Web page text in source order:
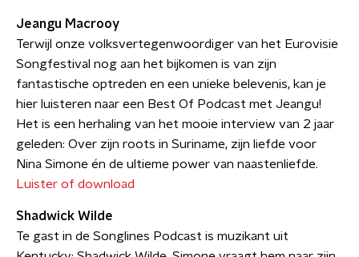
Jeangu Macrooy
Terwijl onze volksvertegenwoordiger van het Eurovisie
Songfestival nog aan het bijkomen is van zijn
fantastische optreden en een unieke belevenis, kan je
hier luisteren naar een Best Of Podcast met Jeangu!
Het is een herhaling van het mooie interview van 2 jaar
geleden: Over zijn roots in Suriname, zijn liefde voor
Nina Simone én de ultieme power van naastenliefde.
Luister of download
Shadwick Wilde
Te gast in de Songlines Podcast is muzikant uit